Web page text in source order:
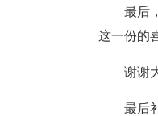
最后
这一份的
谢谢
最后